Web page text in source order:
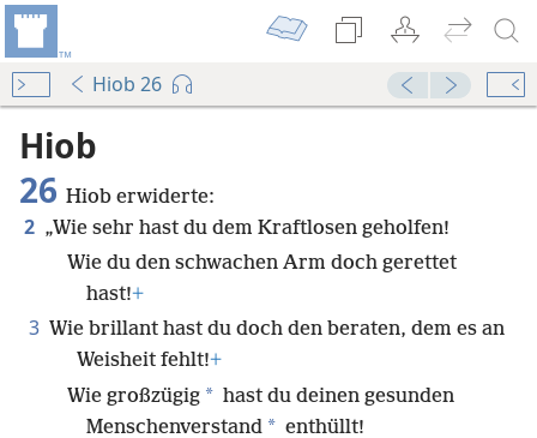
Hiob 26
Hiob
26 Hiob erwiderte:
2 „Wie sehr hast du dem Kraftlosen geholfen!
Wie du den schwachen Arm doch gerettet
hast!+
3 Wie brillant hast du doch den beraten, dem es an
Weisheit fehlt!+
Wie großzügig * hast du deinen gesunden
Menschenverstand * enthüllt!